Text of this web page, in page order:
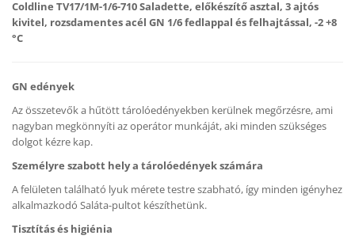
Coldline TV17/1M-1/6-710 Saladette, előkészítő asztal, 3 ajtós
kivitel, rozsdamentes acél GN 1/6 fedlappal és felhajtással, -2 +8
°C
GN edények
Az összetevők a hűtött tárolóedényekben kerülnek megőrzésre, ami
nagyban megkönnyíti az operátor munkáját, aki minden szükséges
dolgot kézre kap.
Személyre szabott hely a tárolóedények számára
A felületen található lyuk mérete testre szabható, így minden igényhez
alkalmazkodó Saláta-pultot készíthetünk.
Tisztítás és higiénia